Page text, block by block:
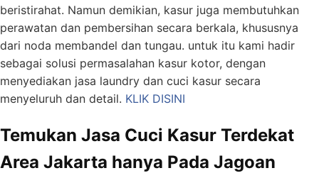
beristirahat. Namun demikian, kasur juga membutuhkan
perawatan dan pembersihan secara berkala, khususnya
dari noda membandel dan tungau. untuk itu kami hadir
sebagai solusi permasalahan kasur kotor, dengan
menyediakan jasa laundry dan cuci kasur secara
menyeluruh dan detail. KLIK DISINI
Temukan Jasa Cuci Kasur Terdekat
Area Jakarta hanya Pada Jagoan